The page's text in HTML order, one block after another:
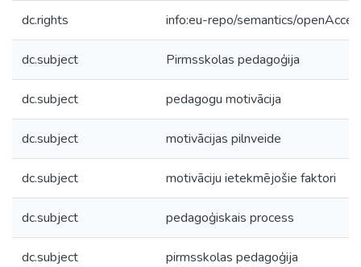
dc.rights info:eu-repo/semantics/
dc.subject Pirmsskolas pedagoģija
dc.subject pedagogu motivācija
dc.subject motivācijas pilnveide
dc.subject motivāciju ietekmējošie faktori
dc.subject pedagoģiskais process
dc.subject pirmsskolas pedagoģija